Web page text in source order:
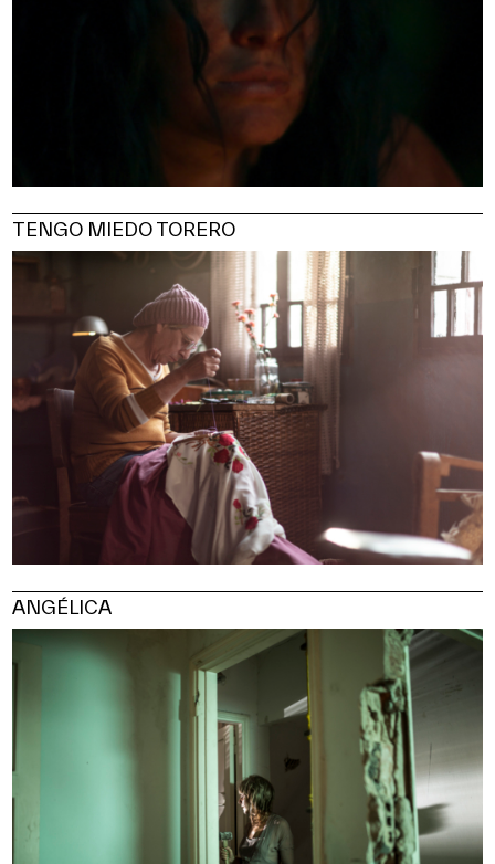
TENGO MIEDO TORERO
ANGÉLICA